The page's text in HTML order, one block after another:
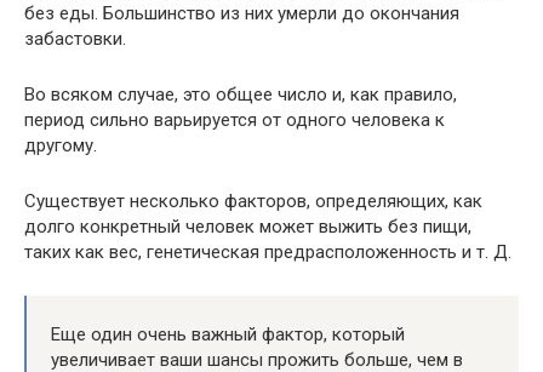
без еды. Большинство из них умерли до окончания
забастовки.
Во всяком случае, это общее число и, как правило,
период сильно варьируется от одного человека к
другому.
Существует несколько факторов, определяющих, как
долго конкретный человек может выжить без пищи,
таких как вес, генетическая предрасположенность и т. Д.
Еще один очень важный фактор, который
увеличивает ваши шансы прожить больше, чем в